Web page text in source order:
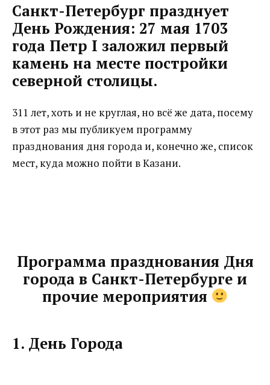
Санкт-Петербург празднует
День Рождения: 27 мая 1703
года Петр I заложил первый
камень на месте постройки
северной столицы.
311 лет, хоть и не круглая, но всё же дата, посему
в этот раз мы публикуем программу
празднования дня города и, конечно же, список
мест, куда можно пойти в Казани.
Программа празднования Дня
города в Санкт-Петербурге и
прочие мероприятия
1. День Города